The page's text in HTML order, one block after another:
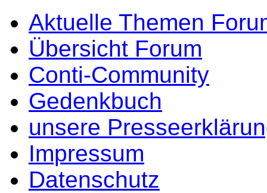
Aktuelle Themen
Übersicht Forum
Conti-Community
Gedenkbuch
unsere
Impressum
Datenschutz